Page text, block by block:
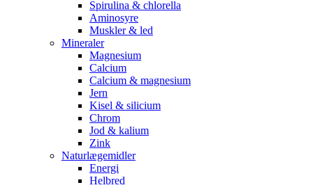
Spirulina & chlorella
Aminosyre
Muskler & led
Mineraler
Magnesium
Calcium
Calcium & magnesium
Jern
Kisel & silicium
Chrom
Jod & kalium
Zink
Naturlægemidler
Energi
Helbred